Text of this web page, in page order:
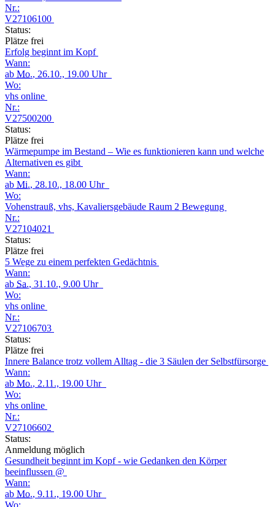
Nr.:
V27106100
Status:
Plätze frei
Erfolg beginnt im Kopf
Wann:
ab Mo., 26.10., 19.00 Uhr
Wo:
vhs online
Nr.:
V27500200
Status:
Plätze frei
Wärmepumpe im Bestand – Wie es funktionieren kann und welche
Alternativen es gibt
Wann:
ab Mi., 28.10., 18.00 Uhr
Wo:
Vohenstrauß, vhs, Kavaliersgebäude Raum 2 Bewegung
Nr.:
V27104021
Status:
Plätze frei
5 Wege zu einem perfekten Gedächtnis
Wann:
ab Sa., 31.10., 9.00 Uhr
Wo:
vhs online
Nr.:
V27106703
Status:
Plätze frei
Innere Balance trotz vollem Alltag - die 3 Säulen der Selbstfürsorge
Wann:
ab Mo., 2.11., 19.00 Uhr
Wo:
vhs online
Nr.:
V27106602
Status:
Anmeldung möglich
Gesundheit beginnt im Kopf - wie Gedanken den Körper
beeinflussen @
Wann:
ab Mo., 9.11., 19.00 Uhr
Wo: